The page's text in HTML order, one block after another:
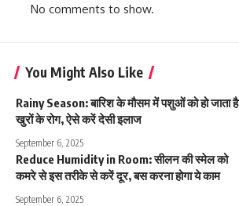
No comments to show.
You Might Also Like
Rainy Season: बारिश के मौसम में पशुओं को हो जाता है
खुरों के रोग, ऐसे करें देसी इलाज
September 6, 2025
Reduce Humidity in Room: सीलन की स्मेल को
कमरे से इस तरीके से करें दूर, बस करना होगा ये काम
September 6, 2025